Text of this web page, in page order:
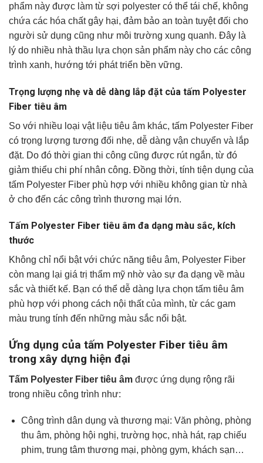
phẩm này được làm từ sợi polyester có thể tái chế, không
chứa các hóa chất gây hại, đảm bảo an toàn tuyệt đối cho
người sử dụng cũng như môi trường xung quanh. Đây là
lý do nhiều nhà thầu lựa chọn sản phẩm này cho các công
trình xanh, hướng tới phát triển bền vững.
Trọng lượng nhẹ và dễ dàng lắp đặt của tấm Polyester
Fiber tiêu âm
So với nhiều loại vật liệu tiêu âm khác, tấm Polyester Fiber
có trọng lượng tương đối nhẹ, dễ dàng vận chuyển và lắp
đặt. Do đó thời gian thi công cũng được rút ngắn, từ đó
giảm thiểu chi phí nhân công. Đồng thời, tính tiện dụng của
tấm Polyester Fiber phù hợp với nhiều không gian từ nhà
ở cho đến các công trình thương mại lớn.
Tấm Polyester Fiber tiêu âm đa dạng màu sắc, kích
thước
Không chỉ nổi bật với chức năng tiêu âm, Polyester Fiber
còn mang lại giá trị thẩm mỹ nhờ vào sự đa dạng về màu
sắc và thiết kế. Bạn có thể dễ dàng lựa chọn tấm tiêu âm
phù hợp với phong cách nội thất của mình, từ các gam
màu trung tính đến những màu sắc nổi bật.
Ứng dụng của tấm Polyester Fiber tiêu âm
trong xây dựng hiện đại
Tấm Polyester Fiber tiêu âm được ứng dụng rộng rãi
trong nhiều công trình như:
Công trình dân dụng và thương mại: Văn phòng, phòng
thu âm, phòng hội nghị, trường học, nhà hát, rạp chiếu
phim, trung tâm thương mại, phòng gym, khách sạn…